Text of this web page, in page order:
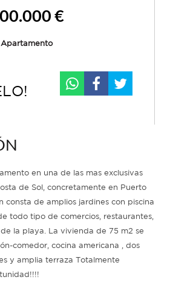
€
Apartamento
en una de las mas exclusivas
de Sol, concretamente en Puerto
consta de amplios jardines con piscina
todo tipo de comercios, restaurantes,
la playa. La vivienda de 75 m2 se
comedor, cocina americana , dos
y amplia terraza Totalmente